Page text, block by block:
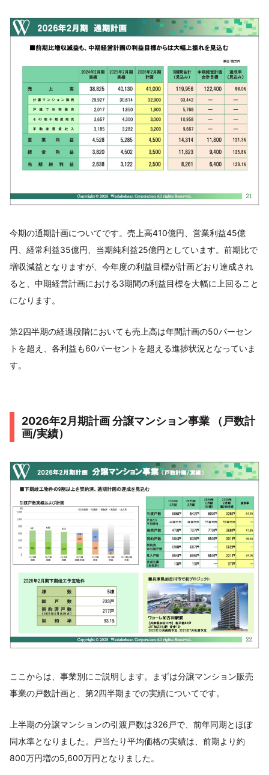
今期の通期計画についてです。売上高410億円、営業利益45億
円、経常利益35億円、当期純利益25億円としています。前期比で
増収減益となりますが、今年度の利益目標が計画どおり達成され
ると、中期経営計画における3期間の利益目標を大幅に上回ること
になります。
第2四半期の経過段階においても売上高は年間計画の50パーセン
トを超え、各利益も60パーセントを超える進捗状況となっていま
す。
2026年2月期計画 分譲マンション事業 （戸数計
画/実績）
ここからは、事業別にご説明します。まずは分譲マンション販売
事業の戸数計画と、第2四半期までの実績についてです。
上半期の分譲マンションの引渡戸数は326戸で、前年同期とほぼ
同水準となりました。戸当たり平均価格の実績は、前期より約
800万円増の5,600万円となりました。